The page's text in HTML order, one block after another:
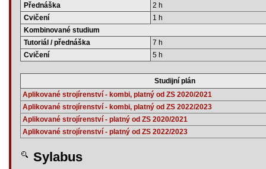
Přednáška
2 h
Cvičení
1 h
Kombinované studium
Tutoriál / přednáška
7 h
Cvičení
5 h
Studijní plán
Aplikované strojírenství - kombi, platný od ZS 2020/2021
Aplikované strojírenství - kombi, platný od ZS 2022/2023
Aplikované strojírenství - platný od ZS 2020/2021
Aplikované strojírenství - platný od ZS 2022/2023
Sylabus